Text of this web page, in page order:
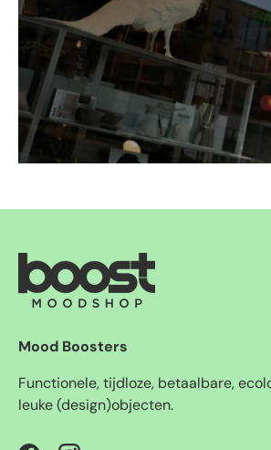
Mood Boosters
Functionele, tijdloze, betaalbare,
leuke (design)objecten.